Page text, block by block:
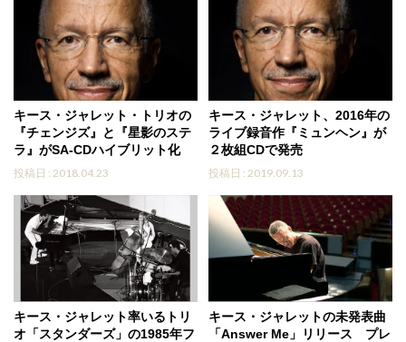
キース・ジャレット・トリオの
『チェンジズ』と『星影のステ
ラ』がSA-CDハイブリット化
投稿日 : 2018.04.23
キース・ジャレット、2016年の
ライブ録音作『ミュンヘン』が
２枚組CDで発売
投稿日 : 2019.09.13
キース・ジャレット率いるトリ
オ「スタンダーズ」の1985年フ
キース・ジャレットの未発表曲
「Answer Me」リリース プレ